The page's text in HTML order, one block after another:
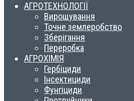
АГРОТЕХНОЛОГІЇ
Вирощування
Точне землеробство
Зберігання
Переробка
АГРОХІМІЯ
Гербіциди
Інсектициди
Фунгіциди